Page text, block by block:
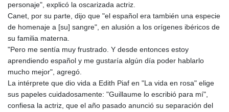
personaje", explicó la oscarizada actriz.
Canet, por su parte, dijo que "el español era también una especie
de homenaje a [su] sangre", en alusión a los orígenes ibéricos de
su familia materna.
"Pero me sentía muy frustrado. Y desde entonces estoy
aprendiendo español y me gustaría algún día poder hablarlo
mucho mejor", agregó.
La intérprete que dio vida a Edith Piaf en "La vida en rosa" elige
sus papeles cuidadosamente: "Guillaume lo escribió para mí",
confiesa la actriz, que el año pasado anunció su separación del